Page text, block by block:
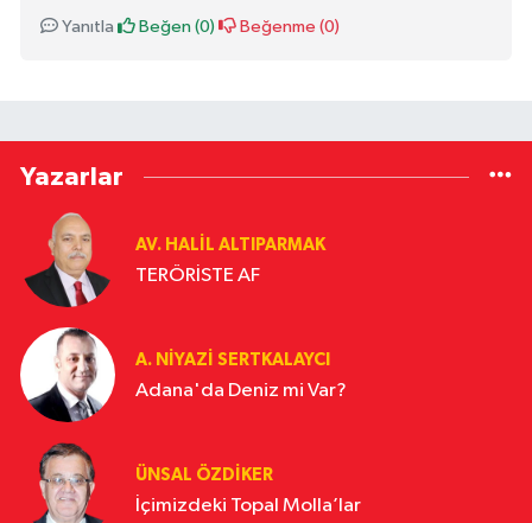
Yanıtla Beğen (0) Beğenme (0)
Yazarlar
AV. HALIL ALTIPARMAK
TERÖRİSTE AF
A. NIYAZI SERTKALAYCI
Adana'da Deniz mi Var?
ÜNSAL ÖZDIKER
İçimizdeki Topal Molla’lar